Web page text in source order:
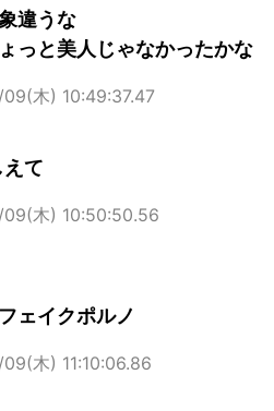
違うな
っと美人じゃなかったかな
木) 10:49:37.47
て
木) 10:50:50.56
ェイクポルノ
木) 11:10:06.86